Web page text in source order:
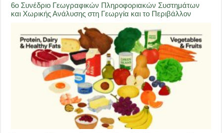
6ο Συνέδριο Γεωγραφικών Πληροφοριακών Συστημάτων
και Χωρικής Ανάλυσης στη Γεωργία και το Περιβάλλον